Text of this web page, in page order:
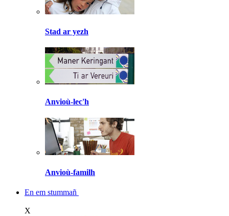
Stad ar yezh
Anvioù-lec'h
Anvioù-familh
En em stummañ
X